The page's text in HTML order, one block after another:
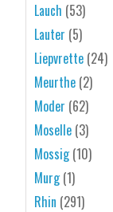
Lauch (53)
Lauter (5)
Liepvrette (24)
Meurthe (2)
Moder (62)
Moselle (3)
Mossig(10)
Murg(1)
Rhin (291)